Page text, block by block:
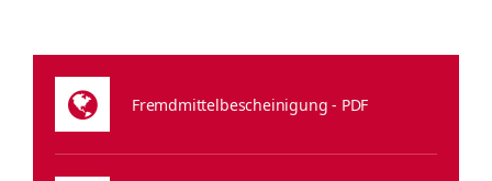
Fremdmittelbescheinigung - PDF